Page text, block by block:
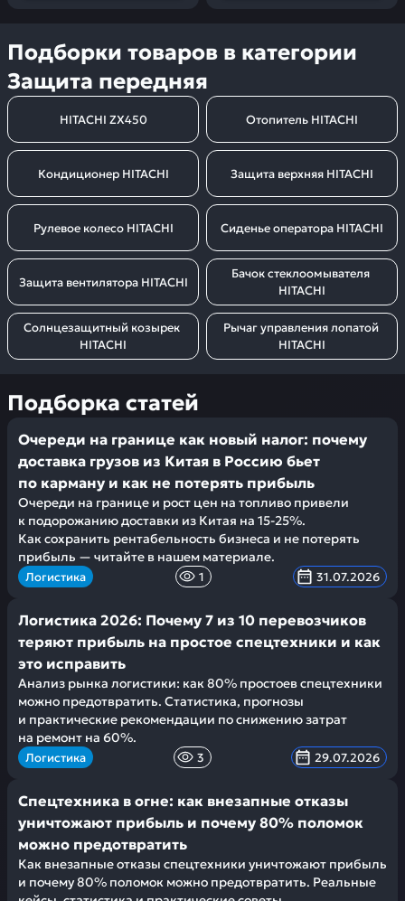
Подборки товаров в категории
Защита передняя
HITACHI ZX450 Отопитель HITACHI
Кондиционер HITACHI Защита верхняя HITACHI
Рулевое колесо HITACHI Сиденье оператора HITACHI
Защита вентилятора HITACHI
Бачок стеклоомывателя
HITACHI
Солнцезащитный козырек
HITACHI
Рычаг управления лопатой
HITACHI
Подборка статей
Очереди на границе как новый налог: почему
доставка грузов из Китая в Россию бьет
по карману и как не потерять прибыль
Очереди на границе и рост цен на топливо привели
к подорожанию доставки из Китая на 15-25%.
Как сохранить рентабельность бизнеса и не потерять
прибыль — читайте в нашем материале.
Логистика 1 31.07.2026
Логистика 2026: Почему 7 из 10 перевозчиков
теряют прибыль на простое спецтехники и как
это исправить
Анализ рынка логистики: как 80% простоев спецтехники
можно предотвратить. Статистика, прогнозы
и практические рекомендации по снижению затрат
на ремонт на 60%.
Логистика 3 29.07.2026
Спецтехника в огне: как внезапные отказы
уничтожают прибыль и почему 80% поломок
можно предотвратить
Как внезапные отказы спецтехники уничтожают прибыль
и почему 80% поломок можно предотвратить. Реальные